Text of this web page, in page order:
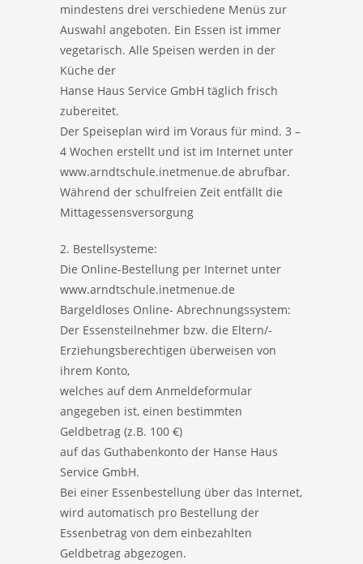
mindestens drei verschiedene Menüs zur
Auswahl angeboten. Ein Essen ist immer
vegetarisch. Alle Speisen werden in der
Küche der
Hanse Haus Service GmbH täglich frisch
zubereitet.
Der Speiseplan wird im Voraus für mind. 3 –
4 Wochen erstellt und ist im Internet unter
www.arndtschule.inetmenue.de abrufbar.
Während der schulfreien Zeit entfällt die
Mittagessensversorgung
2. Bestellsysteme:
Die Online-Bestellung per Internet unter
www.arndtschule.inetmenue.de
Bargeldloses Online- Abrechnungssystem:
Der Essensteilnehmer bzw. die Eltern/-
Erziehungsberechtigen überweisen von
ihrem Konto,
welches auf dem Anmeldeformular
angegeben ist, einen bestimmten
Geldbetrag (z.B. 100 €)
auf das Guthabenkonto der Hanse Haus
Service GmbH.
Bei einer Essenbestellung über das Internet,
wird automatisch pro Bestellung der
Essenbetrag von dem einbezahlten
Geldbetrag abgezogen.